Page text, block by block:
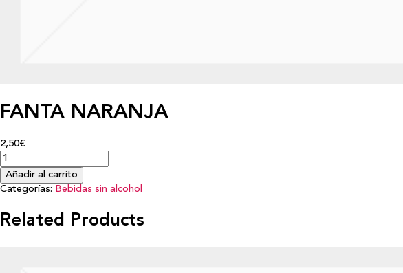
FANTA NARANJA
2,50€
Añadir al carrito
Categorías: Bebidas sin alcohol
Related Products